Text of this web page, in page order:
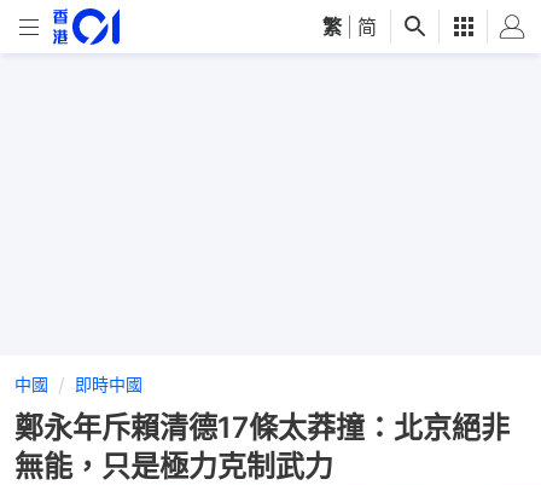
繁 简
中國 即時中國
鄭永年斥賴清德17條太莽撞：北京絕非
無能，只是極力克制武力